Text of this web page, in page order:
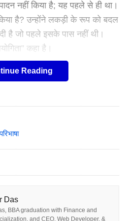
नहीं किया है; यह पहले से ही था।
है? उन्होंने लकड़ी के रूप को बदल
है जो पहले इसके पास नहीं थी।
कहा है।
गन्ने को चीनी में बदलना उपयोगिता
नोटिस कर सकते हैं। यदि बढ़ई
टेबल भेजता है, तो यह उच्च कीमत
निर्मित करने की प्रक्रिया को कहते
Production in Hindi) का उद्देश्य
Reading
परिभाषा
Das
BBA graduation with Finance and
and CEO, Web Developer, &